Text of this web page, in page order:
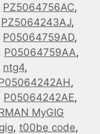
PZ5064756AC,
PZ5064243AJ,
P05064759AD,
, P05064759AA,
ntg4,
,
P05064242AE,
MyGIG
, t00be code,